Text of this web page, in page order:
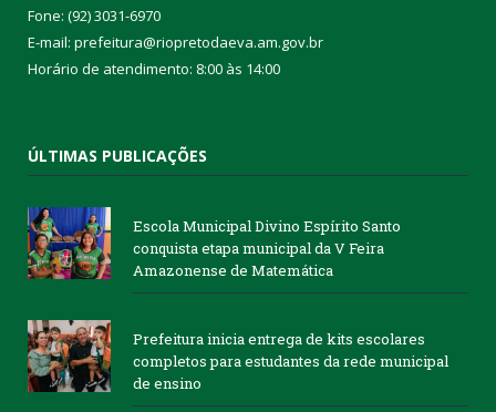
Fone: (92) 3031-6970
E-mail: prefeitura@riopretodaeva.am.gov.br
Horário de atendimento: 8:00 às 14:00
ÚLTIMAS PUBLICAÇÕES
Escola Municipal Divino Espírito Santo
conquista etapa municipal da V Feira
Amazonense de Matemática
Prefeitura inicia entrega de kits escolares
completos para estudantes da rede municipal
de ensino